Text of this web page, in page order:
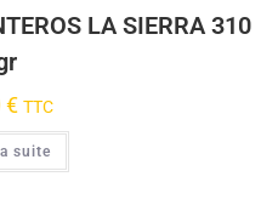
LA SIERRA 310
€ TTC
suite